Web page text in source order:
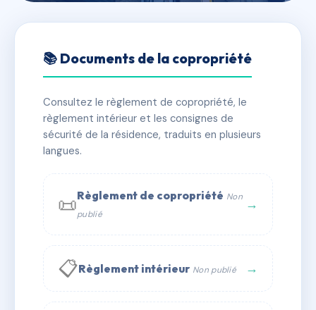
GIOFFREDO 40-42
✓ Immatriculée 🏠 50 lots 🏗 2 bâtiment(s)
📞 Contacter Syndic Digital
📚 Documents de la copropriété
Consultez le règlement de copropriété, le
règlement intérieur et les consignes de
sécurité de la résidence, traduits en plusieurs
langues.
📜Règlement de copropriété Non
publié
→
📋Règlement intérieur Non publié →